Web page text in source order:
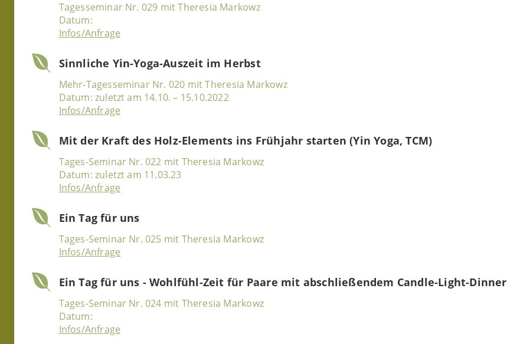
Tagesseminar Nr. 029 mit Theresia Markowz
Datum:
Infos/Anfrage
Sinnliche Yin-Yoga-Auszeit im Herbst
Mehr-Tagesseminar Nr. 020 mit Theresia Markowz
Datum: zuletzt am 14.10. – 15.10.2022
Infos/Anfrage
Mit der Kraft des Holz-Elements ins Frühjahr starten (Yin Yoga, TCM)
Tages-Seminar Nr. 022 mit Theresia Markowz
Datum: zuletzt am 11.03.23
Infos/Anfrage
Ein Tag für uns
Tages-Seminar Nr. 025 mit Theresia Markowz
Infos/Anfrage
Ein Tag für uns - Wohlfühl-Zeit für Paare mit abschließendem Candle-Light-Dinner
Tages-Seminar Nr. 024 mit Theresia Markowz
Datum:
Infos/Anfrage